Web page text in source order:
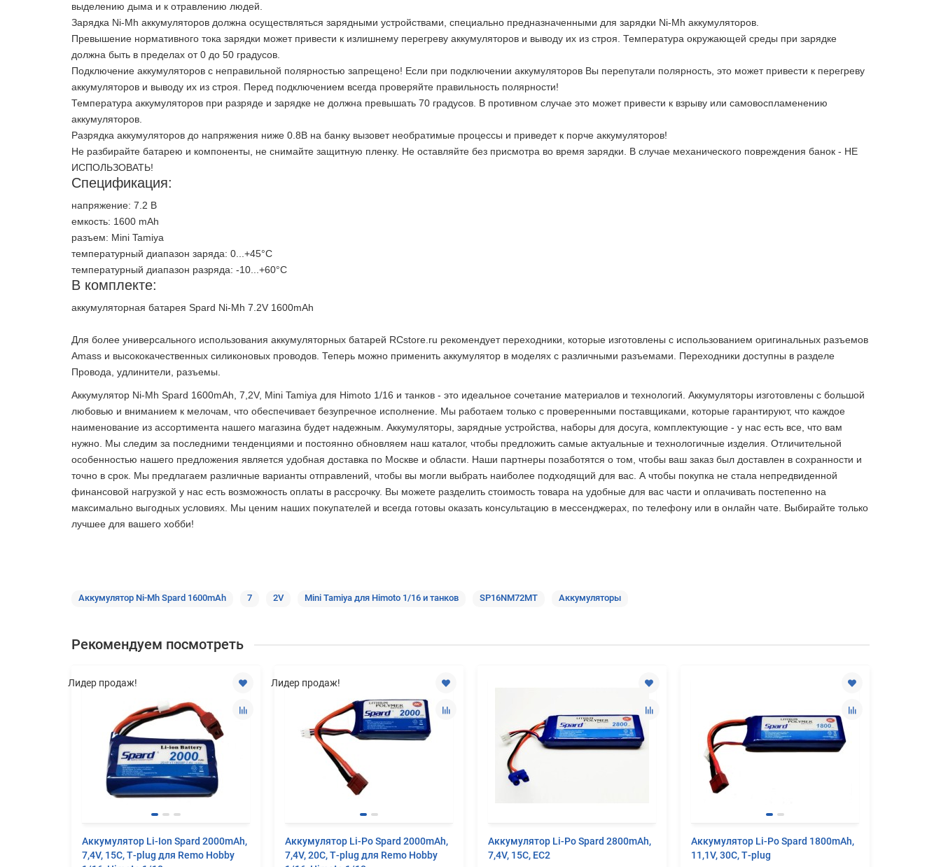
выделению дыма и к отравлению людей.
Зарядка Ni-Mh аккумуляторов должна осуществляться зарядными устройствами, специально предназначенными для зарядки Ni-Mh аккумуляторов.
Превышение нормативного тока зарядки может привести к излишнему перегреву аккумуляторов и выводу их из строя. Температура окружающей среды при зарядке
должна быть в пределах от 0 до 50 градусов.
Подключение аккумуляторов с неправильной полярностью запрещено! Если при подключении аккумуляторов Вы перепутали полярность, это может привести к перегреву
аккумуляторов и выводу их из строя. Перед подключением всегда проверяйте правильность полярности!
Температура аккумуляторов при разряде и зарядке не должна превышать 70 градусов. В противном случае это может привести к взрыву или самовоспламенению
аккумуляторов.
Разрядка аккумуляторов до напряжения ниже 0.8В на банку вызовет необратимые процессы и приведет к порче аккумуляторов!
Не разбирайте батарею и компоненты, не снимайте защитную пленку. Не оставляйте без присмотра во время зарядки. В случае механического повреждения банок - НЕ
ИСПОЛЬЗОВАТЬ!
Спецификация:
напряжение: 7.2 В
емкость: 1600 mAh
разъем: Mini Tamiya
температурный диапазон заряда: 0...+45°C
температурный диапазон разряда: -10...+60°C
В комплекте:
аккумуляторная батарея Spard Ni-Mh 7.2V 1600mAh
Для более универсального использования аккумуляторных батарей RCstore.ru рекомендует переходники, которые изготовлены с использованием оригинальных разъемов
Amass и высококачественных силиконовых проводов. Теперь можно применить аккумулятор в моделях с различными разъемами. Переходники доступны в разделе
Провода, удлинители, разъемы.
Аккумулятор Ni-Mh Spard 1600mAh, 7,2V, Mini Tamiya для Himoto 1/16 и танков - это идеальное сочетание материалов и технологий. Аккумуляторы изготовлены с большой
любовью и вниманием к мелочам, что обеспечивает безупречное исполнение. Мы работаем только с проверенными поставщиками, которые гарантируют, что каждое
наименование из ассортимента нашего магазина будет надежным. Аккумуляторы, зарядные устройства, наборы для досуга, комплектующие - у нас есть все, что вам
нужно. Мы следим за последними тенденциями и постоянно обновляем наш каталог, чтобы предложить самые актуальные и технологичные изделия. Отличительной
особенностью нашего предложения является удобная доставка по Москве и области. Наши партнеры позаботятся о том, чтобы ваш заказ был доставлен в сохранности и
точно в срок. Мы предлагаем различные варианты отправлений, чтобы вы могли выбрать наиболее подходящий для вас. А чтобы покупка не стала непредвиденной
финансовой нагрузкой у нас есть возможность оплаты в рассрочку. Вы можете разделить стоимость товара на удобные для вас части и оплачивать постепенно на
максимально выгодных условиях. Мы ценим наших покупателей и всегда готовы оказать консультацию в мессенджерах, по телефону или в онлайн чате. Выбирайте только
лучшее для вашего хобби!
Аккумулятор Ni-Mh Spard 1600mAh 7 2V Mini Tamiya для Himoto 1/16 и танков SP16NM72MT Аккумуляторы
Рекомендуем посмотреть
Лидер продаж!
Аккумулятор Li-Ion Spard 2000mAh,
7,4V, 15C, T‐plug для Remo Hobby
Лидер продаж!
Аккумулятор Li-Po Spard 2000mAh,
7,4V, 20C, T‐plug для Remo Hobby
Аккумулятор Li-Po Spard 2800mAh,
7,4V, 15C, EC2
Аккумулятор Li-Po Spard 1800mAh,
11,1V, 30C, T‐plug